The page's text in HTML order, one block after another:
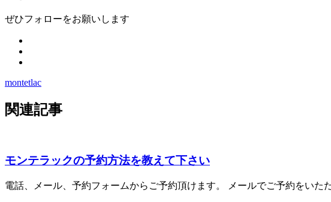
ぜひフォローをお願いします
montetlac
関連記事
モンテラックの予約方法を教えて下さい
電話、メール、予約フォームからご予約頂けます。 メールでご予約をい